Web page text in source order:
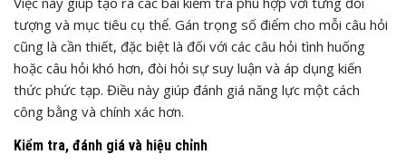
tượng và mục tiêu cụ thể. Gán trọng số điểm cho mỗi câu hỏi
cũng là cần thiết, đặc biệt là đối với các câu hỏi tình huống
hoặc câu hỏi khó hơn, đòi hỏi sự suy luận và áp dụng kiến
thức phức tạp. Điều này giúp đánh giá năng lực một cách
công bằng và chính xác hơn.
Kiểm tra, đánh giá và hiệu chỉnh